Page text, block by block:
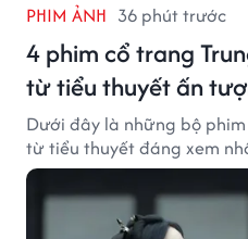
PHIM ẢNH 36 phút trước
4 phim cổ trang
từ tiểu thuyết ấn
Dưới đây là những bộ
từ tiểu thuyết đáng xem